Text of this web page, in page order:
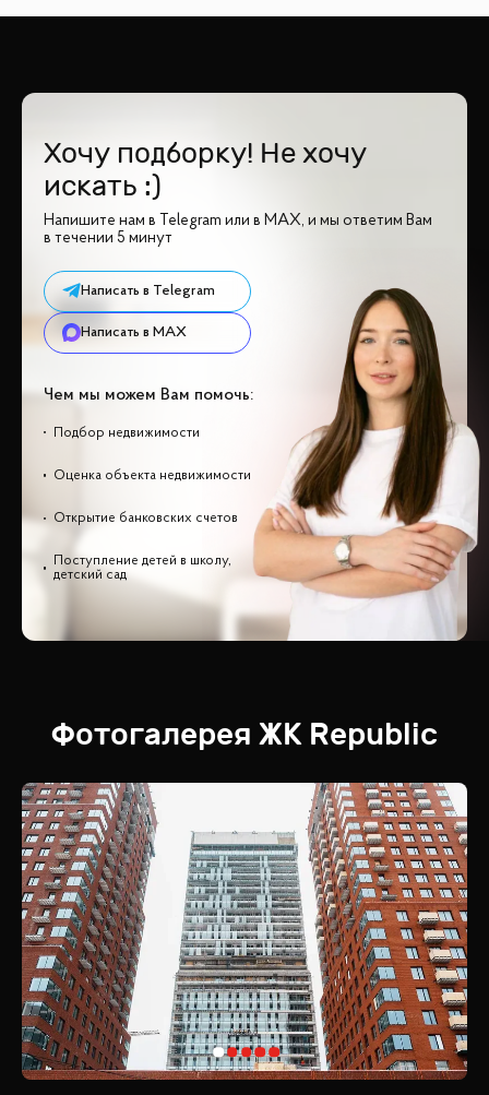
Хочу подборку! Не хочу
искать :)
Напишите нам в Telegram или в MAX, и мы ответим Вам
в течении 5 минут
Написать в Telegram
Написать в MAX
Чем мы можем Вам помочь:
Подбор недвижимости
Оценка объекта недвижимости
Открытие банковских счетов
Поступление детей в школу,
детский сад
Фотогалерея ЖК Republic